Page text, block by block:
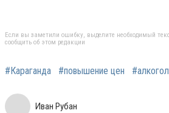
Если вы заметили ошибку, выделите необходимый
сообщить об этом редакции
#Караганда #повышение цен
Иван Рубан